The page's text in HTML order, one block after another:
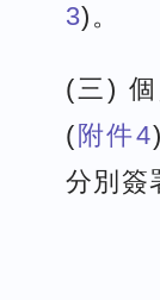
3)。
(三)
( 附件4
分別簽